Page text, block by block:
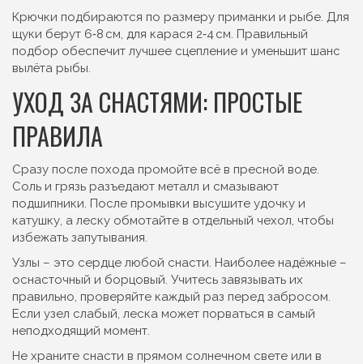
Крючки подбираются по размеру приманки и рыбе. Для
щуки берут 6‑8 см, для карася 2‑4 см. Правильный
подбор обеспечит лучшее сцепление и уменьшит шанс
вылёта рыбы.
УХОД ЗА СНАСТЯМИ: ПРОСТЫЕ
ПРАВИЛА
Сразу после похода промойте всё в пресной воде.
Соль и грязь разъедают металл и смазывают
подшипники. После промывки высушите удочку и
катушку, а леску обмотайте в отдельный чехол, чтобы
избежать запутывания.
Узлы – это сердце любой снасти. Наиболее надёжные –
оснасточный и борцовый. Учитесь завязывать их
правильно, проверяйте каждый раз перед забросом.
Если узел слабый, леска может порваться в самый
неподходящий момент.
Не храните снасти в прямом солнечном свете или в